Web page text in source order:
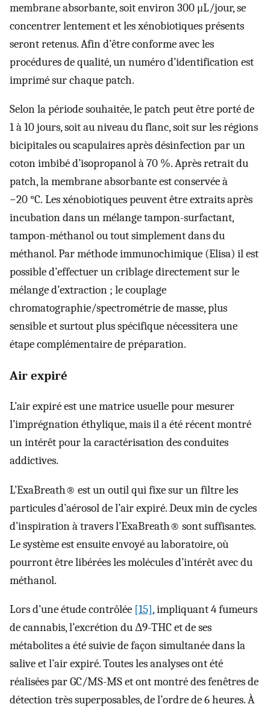
membrane absorbante, soit environ 300 μL/jour, se
concentrer lentement et les xénobiotiques présents
seront retenus. Afin d’être conforme avec les
procédures de qualité, un numéro d’identification est
imprimé sur chaque patch.
Selon la période souhaitée, le patch peut être porté de
1 à 10 jours, soit au niveau du flanc, soit sur les régions
bicipitales ou scapulaires après désinfection par un
coton imbibé d’isopropanol à 70 %. Après retrait du
patch, la membrane absorbante est conservée à
−20 °C. Les xénobiotiques peuvent être extraits après
incubation dans un mélange tampon-surfactant,
tampon-méthanol ou tout simplement dans du
méthanol. Par méthode immunochimique (Elisa) il est
possible d’effectuer un criblage directement sur le
mélange d’extraction ; le couplage
chromatographie/spectrométrie de masse, plus
sensible et surtout plus spécifique nécessitera une
étape complémentaire de préparation.
Air expiré
L’air expiré est une matrice usuelle pour mesurer
l’imprégnation éthylique, mais il a été récent montré
un intérêt pour la caractérisation des conduites
addictives.
L’ExaBreath® est un outil qui fixe sur un filtre les
particules d’aérosol de l’air expiré. Deux min de cycles
d’inspiration à travers l’ExaBreath® sont suffisantes.
Le système est ensuite envoyé au laboratoire, où
pourront être libérées les molécules d’intérêt avec du
méthanol.
Lors d’une étude contrôlée [15], impliquant 4 fumeurs
de cannabis, l’excrétion du Δ9-THC et de ses
métabolites a été suivie de façon simultanée dans la
salive et l’air expiré. Toutes les analyses ont été
réalisées par GC/MS-MS et ont montré des fenêtres de
détection très superposables, de l’ordre de 6 heures. À